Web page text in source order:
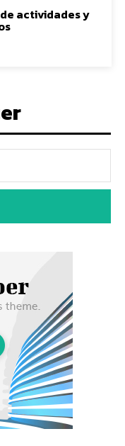
actividades y